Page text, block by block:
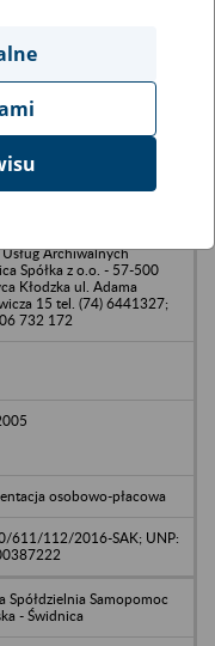
Spółka z o.o. -
Usług Archiwalnych
Spółka z o.o. - 57-500
Kłodzka ul. Adama
15 tel. (74) 6441327;
732 172
osobowo-płacowa
611/112/2016-SAK; UNP:
Spółdzielnia Samopomoc
- Świdnica